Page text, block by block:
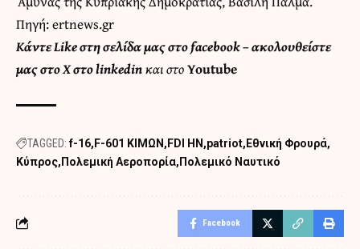
Πηγή: ertnews.gr
ΚάντεLike στη σελίδα μας στο facebook– ακολουθείστε
μας στοXστοlinkedinκαι στοYoutube
TAGGED: f-16 F-601 ΚΙΜΩΝ FDI HN patriot Εθνική Φρουρά
Κύπρος Πολεμική Αεροπορία Πολεμικό Ναυτικό
Facebook